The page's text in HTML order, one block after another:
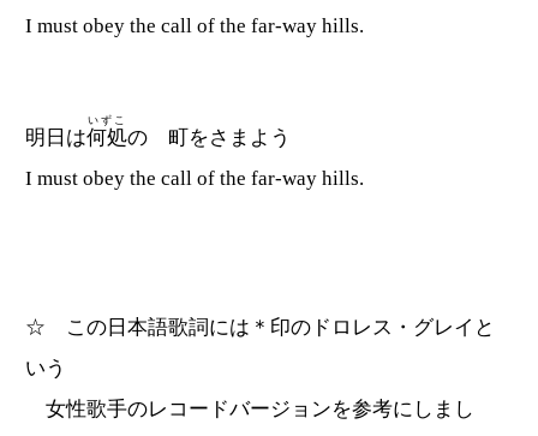
I must obey the call of the far-way hills.
明日は何処
いずこ
の 町をさまよう
I must obey the call of the far-way hills.
☆ この日本語歌詞には＊印のドロレス・グレイと
いう
女性歌手のレコードバージョンを参考にしまし